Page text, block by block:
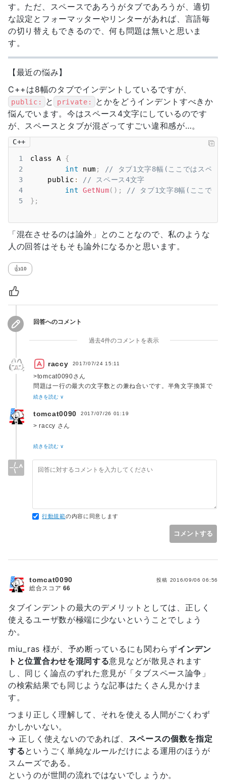
す。ただ、スペースであろうがタブであろうが、適切
な設定とフォーマッターやリンターがあれば、言語毎
の切り替えもできるので、何も問題は無いと思いま
す。
【最近の悩み】
C++は8幅のタブでインデントしているですが、
public: と private:
とかをどうインデントすべきか
悩んでいます。今はスペース4文字にしているのです
が、スペースとタブが混ざってすごい違和感が…。
C++
1 class A {
2
int num ;
// タブ1文字8幅(ここではスペー
3
    public
:
// スペース4文字
4
int GetNum( ) ;
// タブ1文字8幅(ここでは
5
} ;
「混在させるのは論外」とのことなので、私のような
人の回答はそもそも論外になるかと思います。
👍10
回答へのコメント
過去4件のコメントを表示
raccy 2017/07/24 15:11
>tomcat0090さん
問題は一行の最大の文字数との兼ね合いです。半角文字換算で
80文字または120文字を最大とし、改行を入れるというスタイ
幅、8幅によって、どこで改行すべきかが変わってきます。タ
ブインデント2幅で最大80文字のコードに対して、俺の好みは
く現れ、コードが見難くなる場合があります。
コードを他人と共有する場合、タブ幅も強制するか、自分が好
みのタブ幅にしてからフォーマッターで整形しないと行けない
続きを読む ∨
tomcat0090 2017/07/26 01:19
> raccy さん
> 問題は一行の最大の文字数との兼ね合いです。（後略）
気がします。ありがとうございます。
続きを読む ∨
行動規範の内容に同意します
コメントする
タブインデントの最大のデメリットとしては、正しく
使えるユーザ数が極端に少ないということでしょう
か。
miu_ras 様が、予め断っているにも関わらずインデン
トと位置合わせを混同する意見などが散見されます
し、同じく論点のずれた意見が「タブスペース論争」
の検索結果でも同じような記事はたくさん見かけま
す。
つまり正しく理解して、それを使える人間がごくわず
かしかいない。
→ 正しく使えないのであれば、
スペースの個数を指定
するというごく単純なルールだけによる運用のほうが
スムーズである。
というのが世間の流れではないでしょうか。
投稿 2016/09/06 06:56
tomcat0090
総合スコア 66